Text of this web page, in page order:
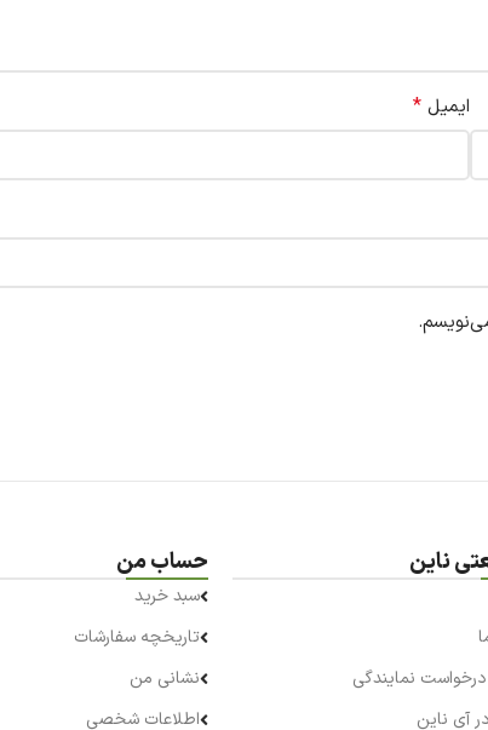
ایمیل *
ناین
نمایندگی
آی ناین
حساب من
سبد خرید
تاریخچه سفارشات
نشانی من
اطلاعات شخصی